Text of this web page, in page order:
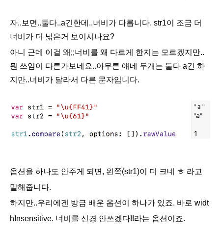
자..보면..둘다..a긴한데..너비가 다릅니다. str1이 조금 더
너비가 더 넓은거 보이시나요?
아니 근데 이걸 왜;;너비를 왜 다르게 한지는 모르겠지만..
뭔 쓰임이 다른가보네요..아무튼 얘네 두개는 둘다 a긴 하
지만..너비가 달라서 다른 문자입니다.
옵션을 하나도 안주게 되면, 왼쪽(str1)이 더 크네 ㅎ 라고
말해줍니다.
하지만..우리에겐 방금 배운 옵션이 하나가 있죠. 바로 widt
hInsensitive. 너비를 신경 안쓰겠다!!라는 옵션이죠.